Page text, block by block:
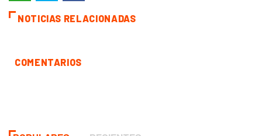
NOTICIAS RELACIONADAS
COMENTARIOS